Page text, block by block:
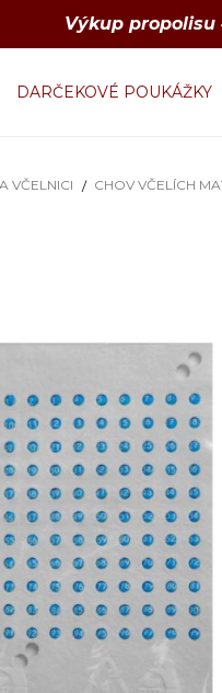
Výkup
DARČEKOVÉ POUKÁŽKY
VČELNICI CHOV VČELÍCH